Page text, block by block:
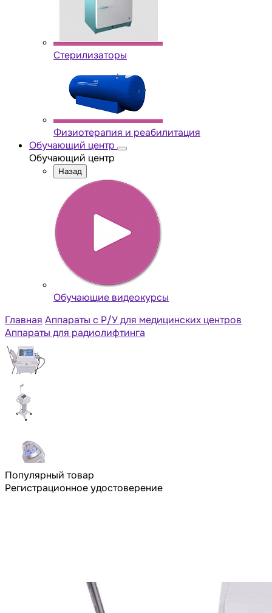
Стерилизаторы
Физиотерапия и реабилитация
Обучающий центр
Обучающий центр
Назад
Обучающие видеокурсы
Главная Аппараты с Р/У для медицинских центров
Аппараты для радиолифтинга
Популярный товар
Регистрационное удостоверение